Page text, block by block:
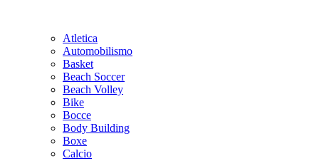
Atletica
Automobilismo
Basket
Beach Soccer
Beach Volley
Bike
Bocce
Body Building
Boxe
Calcio